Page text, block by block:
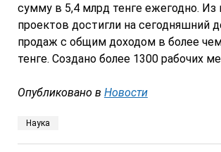
сумму в 5,4 млрд тенге ежегодно. Из
проектов достигли на сегодняшний
продаж с общим доходом в более
тенге. Создано более 1300 рабочих
Опубликовано в Новости
Наука